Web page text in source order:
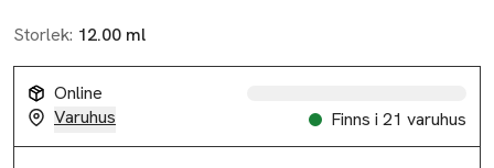
Storlek: 12.00 ml
Online
Varuhus
Finns i 21 varuhus